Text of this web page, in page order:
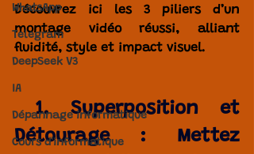
WhatsApp
Telegram
DeepSeek V3
IA
Dépannage informatique
Cours d'informatique
Découvrez ici les 3 piliers d’un
montage vidéo réussi, alliant
fluidité, style et impact visuel.
1. Superposition et
Détourage : Mettez